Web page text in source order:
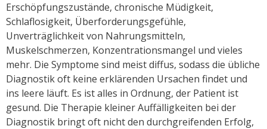
Erschöpfungszustände, chronische Müdigkeit,
Schlaflosigkeit, Überforderungsgefühle,
Unverträglichkeit von Nahrungsmitteln,
Muskelschmerzen, Konzentrationsmangel und vieles
mehr. Die Symptome sind meist diffus, sodass die übliche
Diagnostik oft keine erklärenden Ursachen findet und
ins leere läuft. Es ist alles in Ordnung, der Patient ist
gesund. Die Therapie kleiner Auffälligkeiten bei der
Diagnostik bringt oft nicht den durchgreifenden Erfolg,